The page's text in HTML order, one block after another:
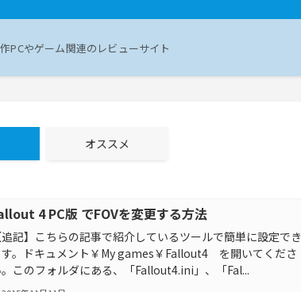
PCやゲーム関連のレビューサイト
オススメ
4 PC版 でFOVを変更する方法
記】こちらの記事で紹介しているツールで簡単に設定でき
。ドキュメント￥My games￥Fallout4 を開いてくださ
このフォルダにある、「Fallout4.ini」、「Fal...